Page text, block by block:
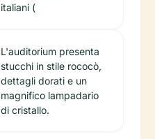
italiani (
L'auditorium presenta
stucchi in stile rococò,
dettagli dorati e un
magnifico lampadario
di cristallo.